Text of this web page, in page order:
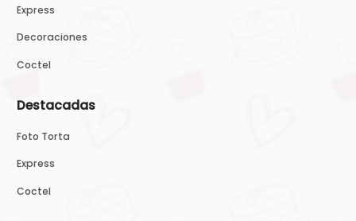
Express
Decoraciones
Coctel
Destacadas
Foto Torta
Express
Coctel